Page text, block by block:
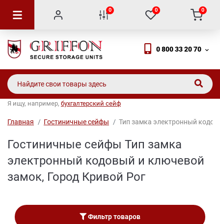
0 0 0
0 800 33 20 70
Я ищу, например, бухгалтерский сейф
Главная Гостиничные сейфы Тип замка электронный
Гостиничные сейфы Тип замка
электронный кодовый и ключевой
замок, Город Кривой Рог
Фильтр товаров